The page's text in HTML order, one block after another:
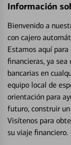
Información
Bienvenido a
con cajero
Estamos aquí
financieras, ya
bancarias en
equipo local de
orientación para
futuro, construir
Visítenos para
su viaje financiero.